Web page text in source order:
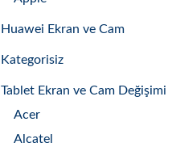
Huawei Ekran ve Cam
Kategorisiz
Tablet Ekran ve Cam Değişimi
Acer
Alcatel